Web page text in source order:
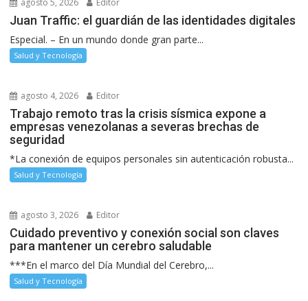
agosto 5, 2026 Editor
Juan Traffic: el guardián de las identidades digitales
Especial. – En un mundo donde gran parte...
Salud y Tecnología
agosto 4, 2026 Editor
Trabajo remoto tras la crisis sísmica expone a
empresas venezolanas a severas brechas de
seguridad
*La conexión de equipos personales sin autenticación robusta...
Salud y Tecnología
agosto 3, 2026 Editor
Cuidado preventivo y conexión social son claves
para mantener un cerebro saludable
***En el marco del Día Mundial del Cerebro,...
Salud y Tecnología